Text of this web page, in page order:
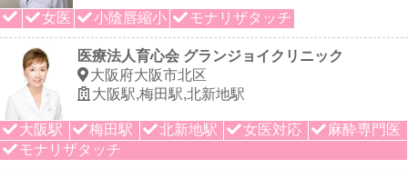
女医 小陰唇縮小 モナリザタッチ
医療法人育心会 グランジョイクリニック
大阪府大阪市北区
大阪駅,梅田駅,北新地駅
大阪駅 梅田駅 北新地駅 女医対応
麻酔専門医
モナリザタッチ